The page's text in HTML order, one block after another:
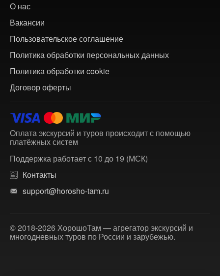
О нас
Вакансии
Пользовательское соглашение
Политика обработки персональных данных
Политика обработки cookie
Договор оферты
Оплата экскурсий и туров происходит с помощью
платёжных систем
Поддержка работает с 10 до 19 (МСК)
Контакты
support@horosho-tam.ru
© 2018-2026 ХорошоТам — агрегатор экскурсий и
многодневных туров по России и зарубежью.